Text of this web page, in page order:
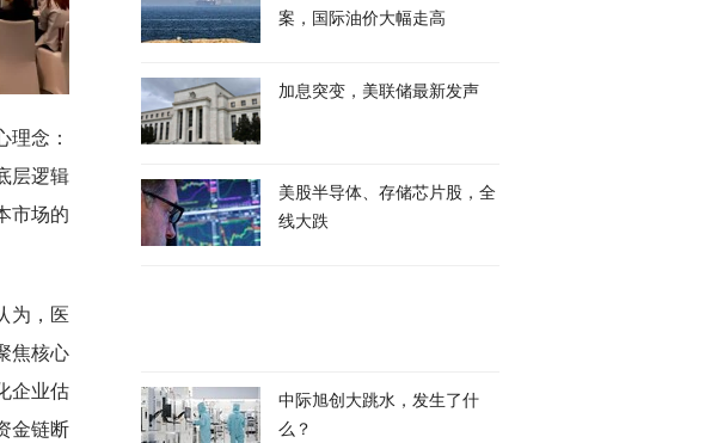
念：
层逻辑
市场的
为，医
焦核心
企业估
金链断
案，国际油价大幅走高
加息突变，美联储最新发声
美股半导体、存储芯片股，全
线大跌
中际旭创大跳水，发生了什
么？